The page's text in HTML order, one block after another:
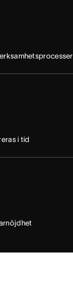
i tid